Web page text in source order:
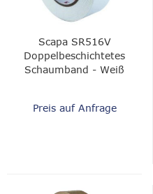
Scapa SR516V
Doppelbeschichtetes
Schaumband - Weiß
Preis auf Anfrage